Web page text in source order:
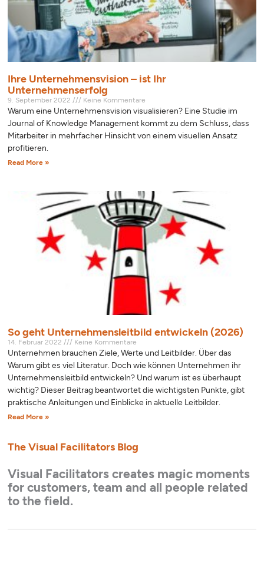
Ihre Unternehmensvision – ist Ihr
Unternehmenserfolg
9. September 2022 Keine Kommentare
Warum eine Unternehmensvision visualisieren? Eine Studie im
Journal of Knowledge Management kommt zu dem Schluss, dass
Mitarbeiter in mehrfacher Hinsicht von einem visuellen Ansatz
profitieren.
Read More »
So geht Unternehmensleitbild entwickeln (2026)
14. Februar 2022 Keine Kommentare
Unternehmen brauchen Ziele, Werte und Leitbilder. Über das
Warum gibt es viel Literatur. Doch wie können Unternehmen ihr
Unternehmensleitbild entwickeln? Und warum ist es überhaupt
wichtig? Dieser Beitrag beantwortet die wichtigsten Punkte, gibt
praktische Anleitungen und Einblicke in aktuelle Leitbilder.
Read More »
The Visual Facilitators Blog
Visual Facilitators creates magic moments
for customers, team and all people related
to the field.